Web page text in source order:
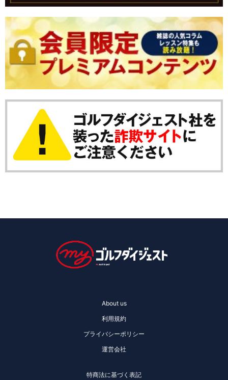
About us
利用規約
プライバシーポリシー
運営会社
特商法に基づく表記